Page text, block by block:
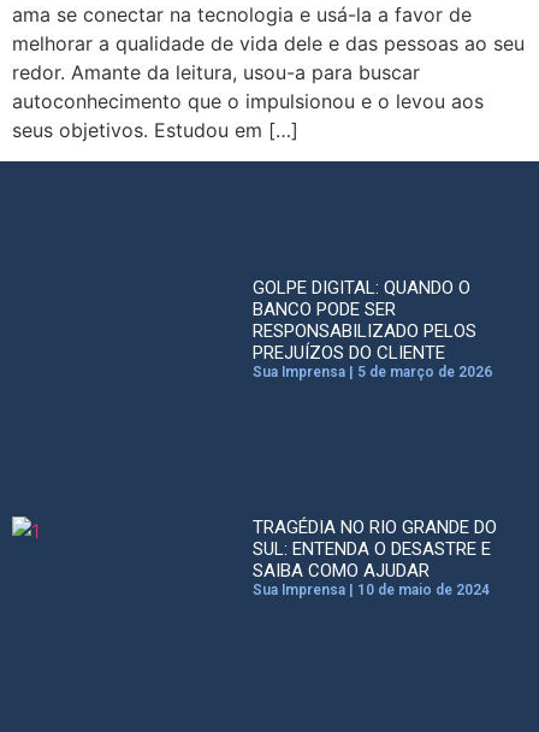
ama se conectar na tecnologia e usá-la a favor de
melhorar a qualidade de vida dele e das pessoas ao seu
redor. Amante da leitura, usou-a para buscar
autoconhecimento que o impulsionou e o levou aos
seus objetivos. Estudou em […]
GOLPE DIGITAL: QUANDO O
BANCO PODE SER
RESPONSABILIZADO PELOS
PREJUÍZOS DO CLIENTE
Sua Imprensa 5 de março de 2026
TRAGÉDIA NO RIO GRANDE DO
SUL: ENTENDA O DESASTRE E
SAIBA COMO AJUDAR
Sua Imprensa 10 de maio de 2024